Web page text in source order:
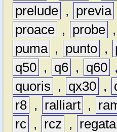
prelude , previa
proace , probe ,
puma , punto ,
q50 , q6 , q60 ,
quoris
, qx30 ,
r8 , ralliart ,
rc , rcz , regata